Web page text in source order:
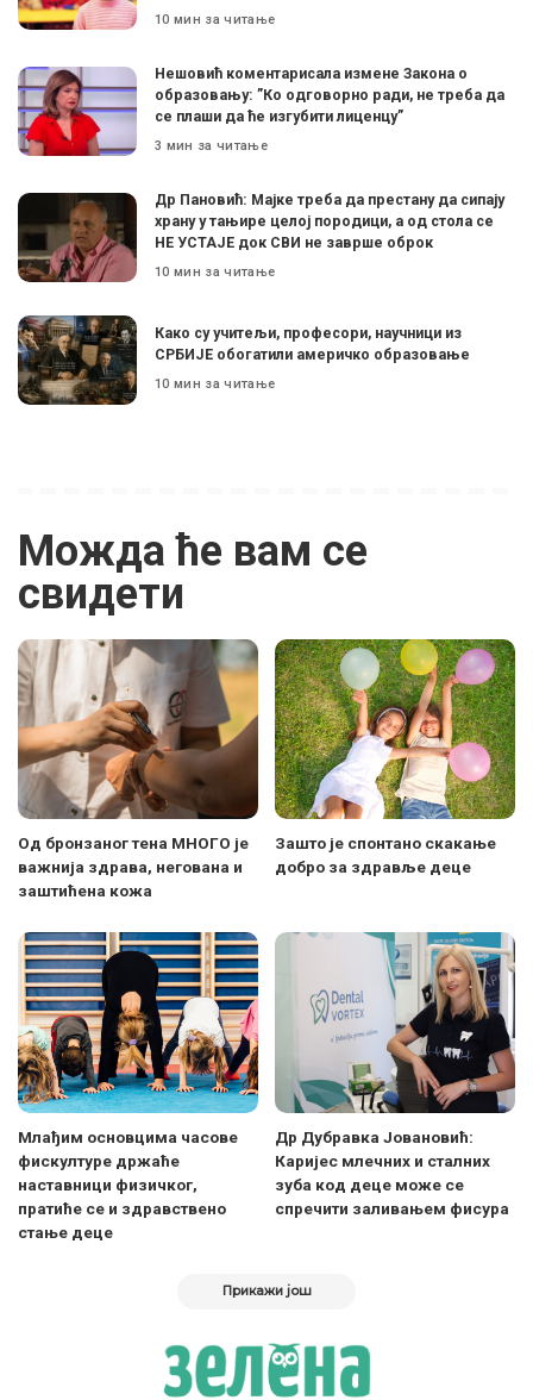
10 мин за читање
Нешовић коментарисала измене Закона о
образовању: ”Ко одговорно ради, не треба да
се плаши да ће изгубити лиценцу”
3 мин за читање
Др Пановић: Мајке треба да престану да сипају
храну у тањире целој породици, а од стола се
НЕ УСТАЈЕ док СВИ не заврше оброк
10 мин за читање
Како су учитељи, професори, научници из
СРБИЈЕ обогатили америчко образовање
10 мин за читање
Можда ће вам се
свидети
Од бронзаног тена МНОГО је
важнија здрава, негована и
заштићена кожа
Зашто је спонтано скакање
добро за здравље деце
Млађим основцима часове
фискултуре држаће
наставници физичког,
пратиће се и здравствено
стање деце
Др Дубравка Јовановић:
Каријес млечних и сталних
зуба код деце може се
спречити заливањем фисура
Прикажи још